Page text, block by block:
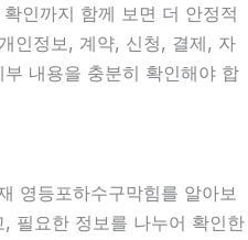
인까지 함께 보면 더 안정적
인정보, 계약, 신청, 결제, 자
내용을 충분히 확인해야 합
영등포하수구막힘를 알아보
필요한 정보를 나누어 확인한